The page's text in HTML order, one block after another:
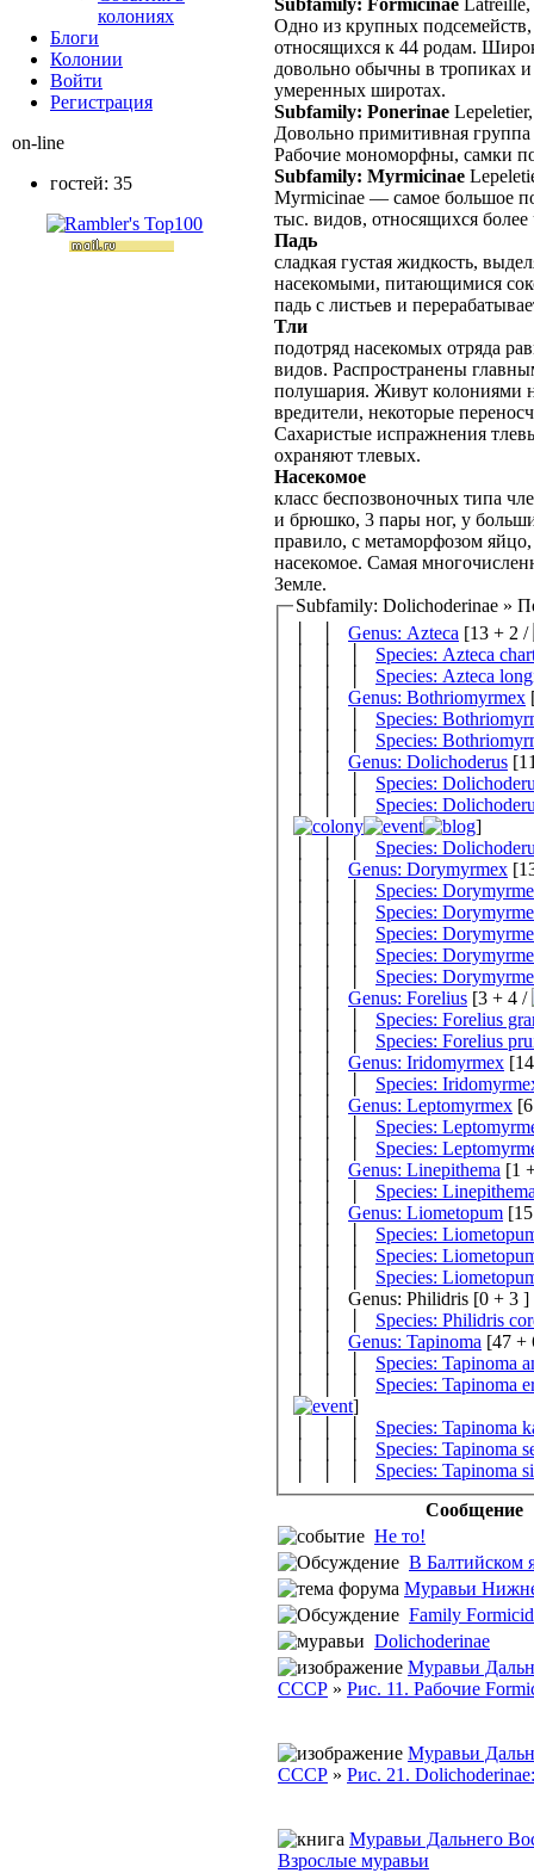
Одно из крупных
относящихся к 44 родам.
довольно обычны в тропиках
умеренных широтах.
Subfamily: Ponerinae
Довольно примитивная
Рабочие мономорфны, самки
Subfamily: Myrmicinae
Myrmicinae — самое большое
тыс. видов, относящихся
Падь
сладкая густая жидкость,
насекомыми, питающимися
падь с листьев и
Тли
подотряд насекомых отряда
видов. Распространены
полушария. Живут колониями
вредители, некоторые
Сахаристые испражнения
охраняют тлевых.
Насекомое
класс беспозвоночных типа
и брюшко, 3 пары ног, у
правило, с метаморфозом
насекомое. Самая
Земле.
Subfamily: Dolichoderinae »
Genus: Azteca
[13 + 2 /
Species: Azteca
Species: Azteca
Genus: Bothriomyrmex
Species:
Species:
Genus: Dolichoderus
Species:
Species:
]
Species:
Genus: Dorymyrmex
Species:
Species:
Species:
Species:
Species:
Genus: Forelius
[3 + 4 /
Species: Forelius
Species: Forelius
Genus: Iridomyrmex
Species:
Genus: Leptomyrmex
Species:
Species:
Genus: Linepithema
Species:
Genus: Liometopum
Species:
Species:
Species:
│ │ Genus: Philidris [0 + 3 ]
Species: Philidris
Genus: Tapinoma
Species: Tapinoma
Species: Tapinoma
]
Species: Tapinoma
Species: Tapinoma
Species: Tapinoma
Сообщение
Не то!
В Балтийском
Муравьи
Family
Dolichoderinae
Муравьи
СССР » Рис. 11. Рабочие
Муравьи
СССР » Рис. 21.
Муравьи Дальнего
Взрослые муравьи
колониях
Блоги
Колонии
Войти
Peгиcтpaция
on-line
гостей: 35